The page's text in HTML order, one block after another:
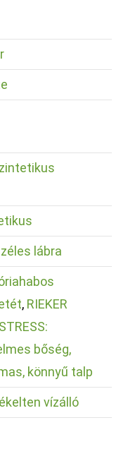
lábra
, RIEKER
bőség,
könnyű talp
vízálló